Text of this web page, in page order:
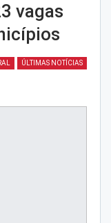
vagas
ÚLTIMAS NOTÍCIAS